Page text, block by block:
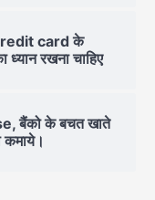
card के
ध्यान रखना चाहिए
बैंको के बचत खाते